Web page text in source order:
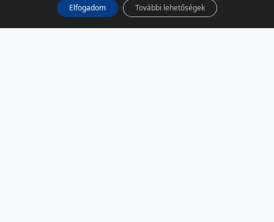
Elfogadom További lehetőségek